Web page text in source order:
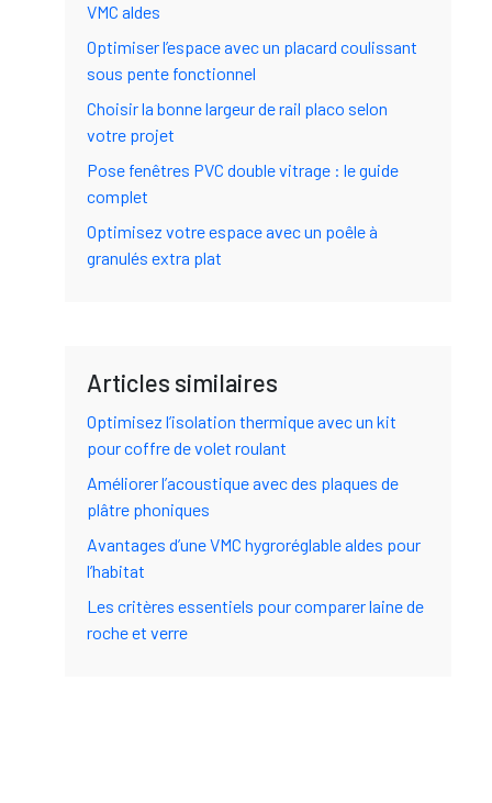
VMC aldes
Optimiser l’espace avec un placard coulissant
sous pente fonctionnel
Choisir la bonne largeur de rail placo selon
votre projet
Pose fenêtres PVC double vitrage : le guide
complet
Optimisez votre espace avec un poêle à
granulés extra plat
Articles similaires
Optimisez l’isolation thermique avec un kit
pour coffre de volet roulant
Améliorer l’acoustique avec des plaques de
plâtre phoniques
Avantages d’une VMC hygroréglable aldes pour
l’habitat
Les critères essentiels pour comparer laine de
roche et verre